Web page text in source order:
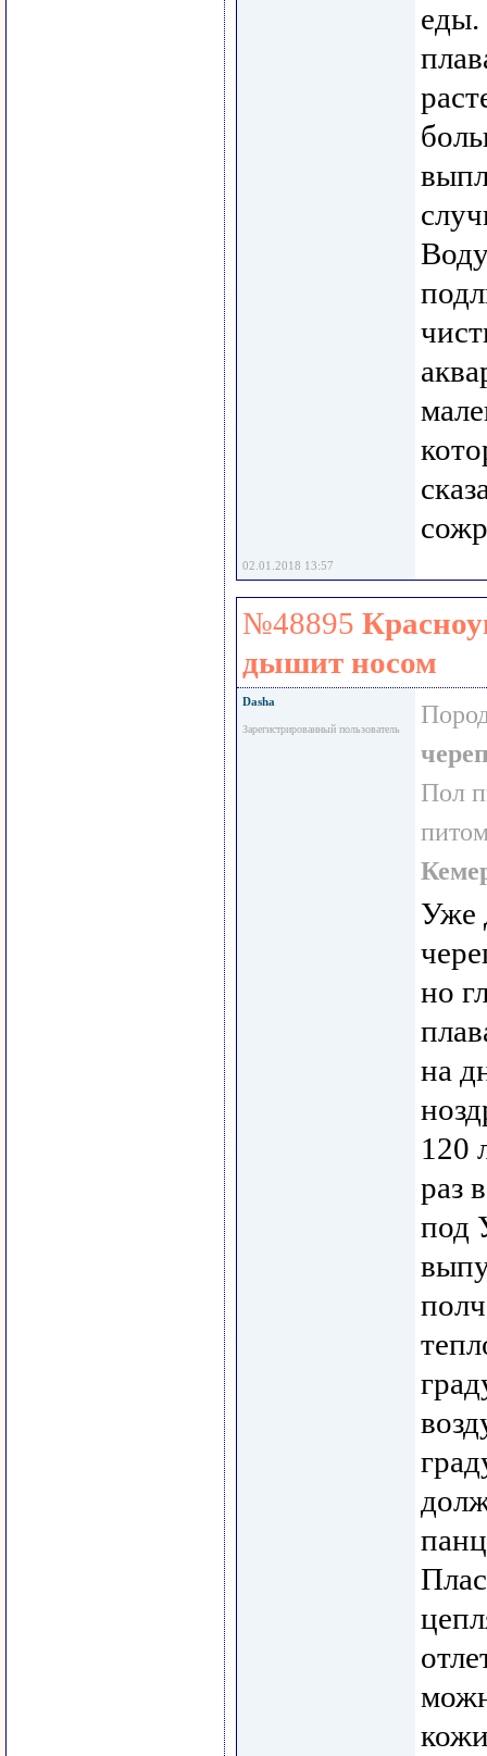
еды.
02.01.2018 13:57
№48895
дышит носом
Dasha
Зарегистрированный пользователь
Пол
Уже
но
на
120
раз
под